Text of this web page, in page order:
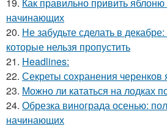
19. Как правильно привить
начинающих
20. Не забудьте сделать в
которые нельзя пропустить
21. Headlines:
22. Секреты сохранения черенков
23. Можно ли кататься на лодках
24. Обрезка винограда осенью:
начинающих